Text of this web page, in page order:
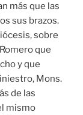
más que las
sus brazos.
sobre
que
y que
Mons.
de las
mismo